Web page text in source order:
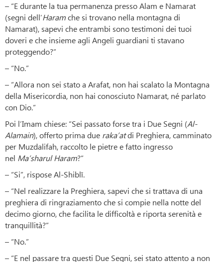
– “E durante la tua permanenza presso Alam e Namarat
(segni dell’Haramche si trovano nella montagna di
Namarat), sapevi che entrambi sono testimoni dei tuoi
doveri e che insieme agli Angeli guardiani ti stavano
proteggendo?”
– “No.”
– “Allora non sei stato a Arafat, non hai scalato la Montagna
della Misericordia, non hai conosciuto Namarat, né parlato
con Dio.”
Poi l’Imam chiese: “Sei passato forse tra i Due Segni (Al-
Alamain), offerto prima due raka’atdi Preghiera, camminato
per Muzdalifah, raccolto le pietre e fatto ingresso
nel Ma’sharul Haram?”
– “Si”, rispose Al-Shiblī.
– “Nel realizzare la Preghiera, sapevi che si trattava di una
preghiera di ringraziamento che si compie nella notte del
decimo giorno, che facilita le difficoltà e riporta serenità e
tranquillità?”
– “No.”
– “E nel passare tra questi Due Segni, sei stato attento a non